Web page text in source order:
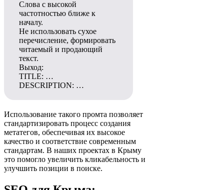
Слова с высокой
частотностью ближе к
началу.
Не использовать сухое
перечисление, формировать
читаемый и продающий
текст.
Выход:
TITLE: …
DESCRIPTION: …
Использование такого промта позволяет
стандартизировать процесс создания
метатегов, обеспечивая их высокое
качество и соответствие современным
стандартам. В наших проектах в Крыму
это помогло увеличить кликабельность и
улучшить позиции в поиске.